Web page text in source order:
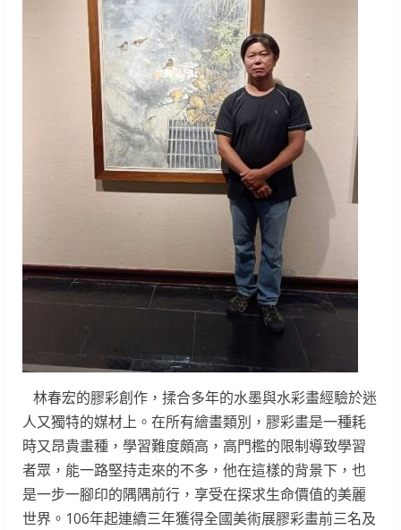
林春宏的膠彩創作，揉合多年的水墨與水彩畫經驗於迷
人又獨特的媒材上。在所有繪畫類別，膠彩畫是一種耗
時又昂貴畫種，學習難度頗高，高門檻的限制導致學習
者眾，能一路堅持走來的不多，他在這樣的背景下，也
是一步一腳印的隅隅前行，享受在探求生命價值的美麗
世界。106年起連續三年獲得全國美術展膠彩畫前三名及